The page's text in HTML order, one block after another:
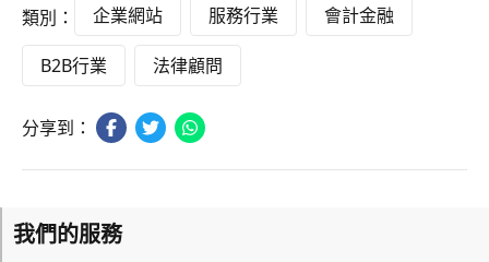
類別： 企業網站 服務行業 會計金融
B2B行業 法律顧問
分享到：
我們的服務